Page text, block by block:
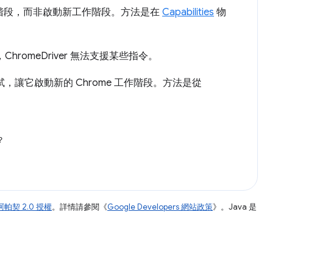
，而非啟動新工作階段。方法是在 Capabilities 物
無法支援某些指令。
讓它啟動新的 Chrome 工作階段。方法是從
帕契 2.0 授權。詳情請參閱《Google Developers 網站政策》。Java 是